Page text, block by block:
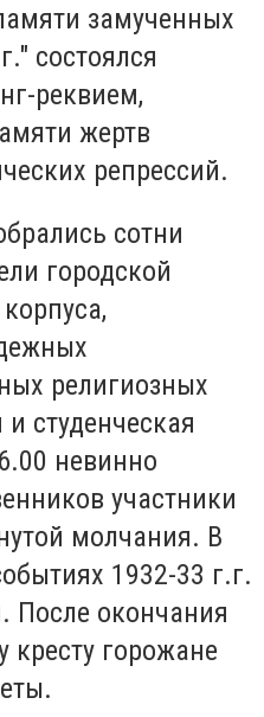
замученных
состоялся
реквием,
жертв
репрессий.
сотни
городской
религиозных
студенческая
невинно
участники
молчания. В
1932-33 г.г.
После окончания
горожане